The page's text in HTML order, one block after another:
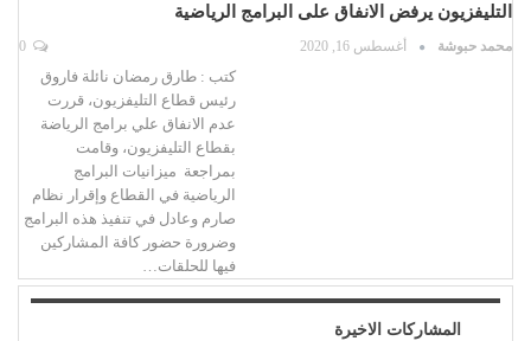
التليفزيون يرفض الانفاق على البرامج الرياضية
محمد حبوشة أغسطس 16, 2020
كتب : طارق رمضان نائلة فاروق
رئيس قطاع التليفزيون، قررت
عدم الانفاق علي برامج الرياضة
بقطاع التليفزيون، وقامت
بمراجعة ميزانيات البرامج
الرياضية في القطاع وإقرار نظام
صارم وعادل في تنفيذ هذه البرامج
وضرورة حضور كافة المشاركين
فيها للحلقات…
المشاركات الاخيرة